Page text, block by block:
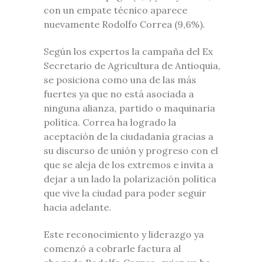
con un empate técnico aparece
nuevamente Rodolfo Correa (9,6%).
Según los expertos la campaña del Ex
Secretario de Agricultura de Antioquia,
se posiciona como una de las más
fuertes ya que no está asociada a
ninguna alianza, partido o maquinaria
política. Correa ha logrado la
aceptación de la ciudadanía gracias a
su discurso de unión y progreso con el
que se aleja de los extremos e invita a
dejar a un lado la polarización política
que vive la ciudad para poder seguir
hacia adelante.
Este reconocimiento y liderazgo ya
comenzó a cobrarle factura al